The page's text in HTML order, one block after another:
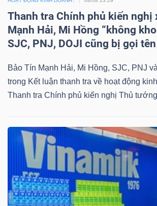
Thanh tra Chính phủ kiến nghị
Mạnh Hải, Mi Hồng “không
SJC, PNJ, DOJI cũng bị gọi tên
Bảo Tín Mạnh Hải, Mi Hồng, SJC, PNJ
trong Kết luận thanh tra về hoạt động
Thanh tra Chính phủ kiến nghị Thủ